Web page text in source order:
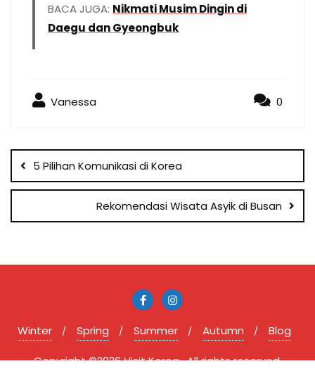
BACA JUGA: Nikmati Musim Dingin di
Daegu dan Gyeongbuk
Vanessa 0
Post
navigation
5 Pilihan Komunikasi di Korea
Rekomendasi Wisata Asyik di Busan
Winter Spring Summer Autumn Blog
Copyright ©2026 Visit Korea . All rights reserved.